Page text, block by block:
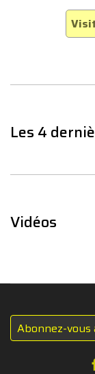
Les 4
Vidéos
Abonnez-